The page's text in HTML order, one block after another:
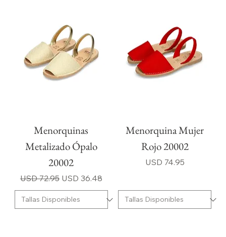
Menorquinas
Metalizado Ópalo
20002
Precio
USD 72.95 Precio de oferta
USD 36.48
Menorquina Mujer
Rojo 20002
Precio
USD 74.95